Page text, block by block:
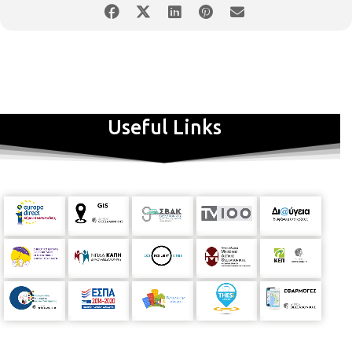
θα πραγματοποιηθεί στο θέατρο του Βαφοπουλείου
προκλήσεις και τις χαρές της καθημερινότητας με χιούμορ και
σαρκασμό.
προσφέρει στους
θεατές μια διασκεδαστική ματιά στην ανθρώπινη φύση,
αποτέλεσμα της προσπάθειας των πρώτων απόφοιτων του
τμήματος «Υποκριτικής Τέχνης» της ΣΑΕΚ Πυλαίας-Χορτιάτη
για Άτομα με Αναπηρία. Οι καταρτιζόμενοι-ηθοποιοί με
αναπηρίες όρασης, με την υποστήριξη των εκπαιδευτών τους,
κατάφεραν να μετατρέψουν το πάθος τους για την υποκριτική
σε μια ολοκληρωμένη θεατρική παράσταση, την οποία
συνεχίζουν και τώρα, λίγους μήνες μετά την αποφοίτησή τους.
Με σκληρή δουλειά και αφοσίωση, δημιούργησαν μια
επαγγελματική θεατρική εμπειρία, αποδεικνύοντας ότι το
Useful Links